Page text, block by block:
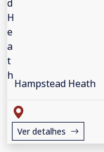
Hampstead Heath
Ver detalhes